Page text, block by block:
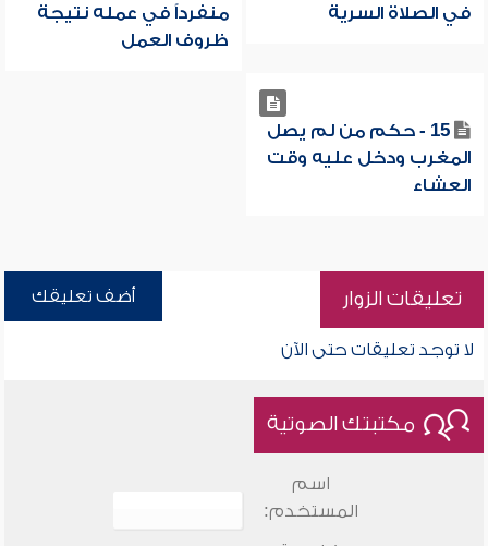
في الصلاة السرية
منفرداً في عمله نتيجة
ظروف العمل
15 - حكم من لم يصل
المغرب ودخل عليه وقت
العشاء
تعليقات الزوار أضف تعليقك
لا توجد تعليقات حتى الآن
مكتبتك الصوتية
اسم
المستخدم: